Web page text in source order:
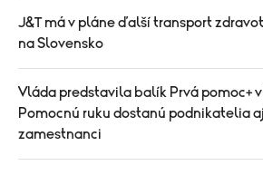
J&T má v pláne ďalší transport
na Slovensko
Vláda predstavila balík Prvá pomoc+ v
Pomocnú ruku dostanú podnikatelia
zamestnanci